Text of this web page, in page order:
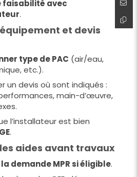
faisabilité avec
.
et devis
type de PAC (air/eau,
etc.).
un devis où sont indiqués :
main-d’œuvre,
l’installateur est bien
.
aides avant travaux
demande MPR si éligible.